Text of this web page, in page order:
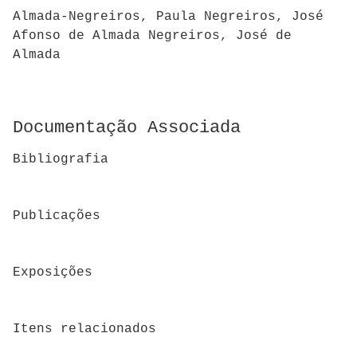
Almada-Negreiros, Paula Negreiros, José
Afonso de Almada Negreiros, José de
Almada
Documentação Associada
Bibliografia
Publicações
Exposições
Itens relacionados